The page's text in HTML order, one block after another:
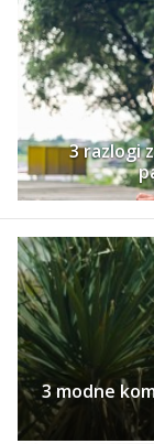
3 razlogi
3 modne